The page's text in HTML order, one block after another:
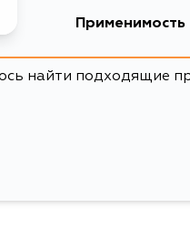
Применимость
Toyota
найти подходящие